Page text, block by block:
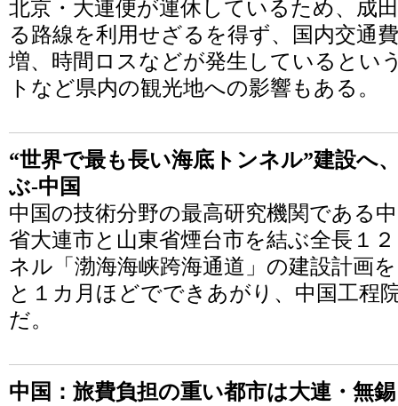
北京・大連便が運休しているため、成
る路線を利用せざるを得ず、国内交通
増、時間ロスなどが発生しているとい
トなど県内の観光地への影響もある。
“世界で最も長い海底トンネル”建設へ
ぶ-中国
中国の技術分野の最高研究機関である
省大連市と山東省煙台市を結ぶ全長１
ネル「渤海海峡跨海通道」の建設計画
と１カ月ほどでできあがり、中国工程
だ。
中国：旅費負担の重い都市は大連・無